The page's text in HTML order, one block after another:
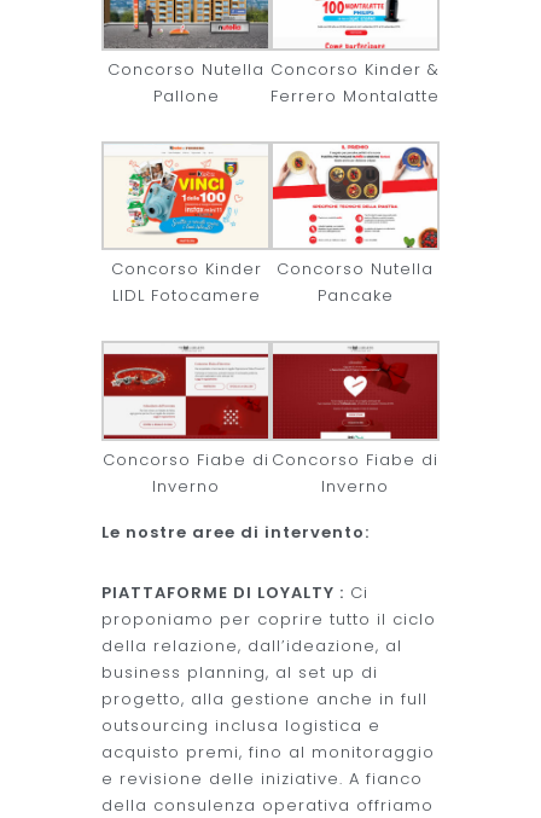
Concorso Nutella
Pallone
Concorso Kinder &
Ferrero Montalatte
Concorso Kinder
LIDL Fotocamere
Concorso Nutella
Pancake
Concorso Fiabe di
Inverno
Concorso Fiabe di
Inverno
Le nostre aree di intervento:
PIATTAFORME DI LOYALTY : Ci
proponiamo per coprire tutto il ciclo
della relazione, dall’ideazione, al
business planning, al set up di
progetto, alla gestione anche in full
outsourcing inclusa logistica e
acquisto premi, fino al monitoraggio
e revisione delle iniziative. A fianco
della consulenza operativa offriamo